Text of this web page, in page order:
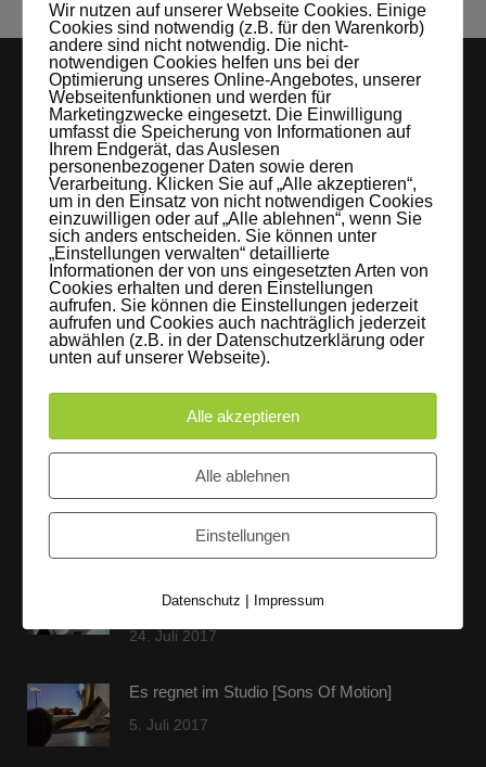
LEIPZIGS MIETSTUDIO
Hier lassen sich Foto- und Videoproduktionen aller Art in
entspannter Loftatmosphäre realisieren. Alles da, was man
braucht: Technik, Platz, Couch und Kaffee. Folgt uns!
60 Jahre WG UNITAS eG [Scholz & Heinz]
9. Oktober 2017
Jehnichen]
24. Juli 2017
Es regnet im Studio [Sons Of Motion]
5. Juli 2017
Wir nutzen auf unserer Webseite Cookies. Einige
Cookies sind notwendig (z.B. für den Warenkorb)
andere sind nicht notwendig. Die nicht-
notwendigen Cookies helfen uns bei der
Optimierung unseres Online-Angebotes, unserer
Webseitenfunktionen und werden für
Marketingzwecke eingesetzt. Die Einwilligung
umfasst die Speicherung von Informationen auf
Ihrem Endgerät, das Auslesen
personenbezogener Daten sowie deren
Verarbeitung. Klicken Sie auf „Alle akzeptieren“,
um in den Einsatz von nicht notwendigen Cookies
einzuwilligen oder auf „Alle ablehnen“, wenn Sie
sich anders entscheiden. Sie können unter
„Einstellungen verwalten“ detaillierte
Informationen der von uns eingesetzten Arten von
Cookies erhalten und deren Einstellungen
aufrufen. Sie können die Einstellungen jederzeit
aufrufen und Cookies auch nachträglich jederzeit
abwählen (z.B. in der Datenschutzerklärung oder
unten auf unserer Webseite).
Alle akzeptieren
Alle ablehnen
Einstellungen
Datenschutz | Impressum